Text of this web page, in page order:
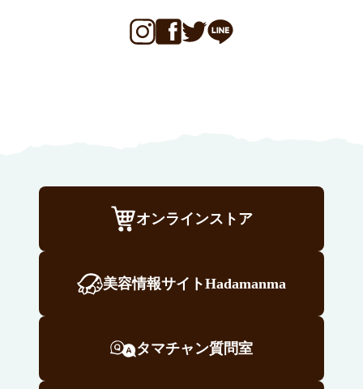
オンラインストア
美容情報サイトHadamanma
タマチャン質問室